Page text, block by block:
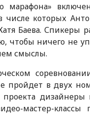
марафона»
числе которых
Баева. Спикеры
чтобы ничего не
смыслы.
пройдет в двух
мастер-